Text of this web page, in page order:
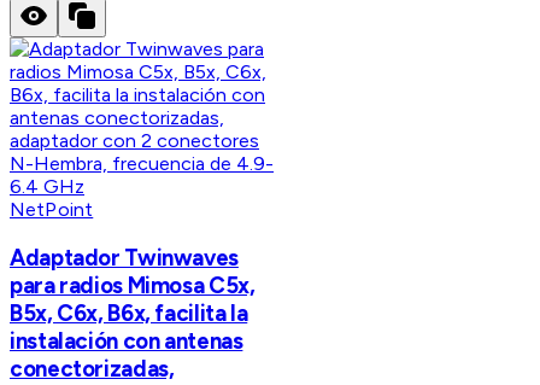
NetPoint
Adaptador Twinwaves
para radios Mimosa C5x,
B5x, C6x, B6x, facilita la
instalación con antenas
conectorizadas,